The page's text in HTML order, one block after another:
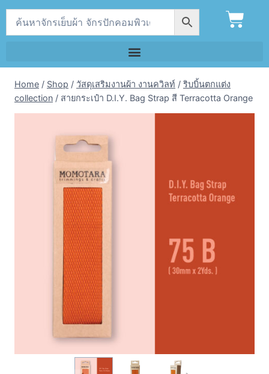
Home / Shop / วัสดุเสริมงานผ้า งานควิลท์ / ริบบิ้นตกแต่ง
collection / สายกระเป๋า D.I.Y. Bag Strap สี Terracotta Orange